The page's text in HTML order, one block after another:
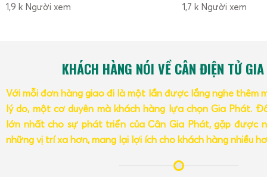
1,9 k Người xem 1,7 k Người xem
KHÁCH HÀNG NÓI VỀ CÂN ĐIỆN TỬ
Với mỗi đơn hàng giao đi là một lần được lắng nghe thêm
lý do, một cơ duyên mà khách hàng lựa chọn Gia Phát.
lớn nhất cho sự phát triển của Cân Gia Phát, gặp được
những vị trí xa hơn, mang lại lợi ích cho khách hàng nhiều